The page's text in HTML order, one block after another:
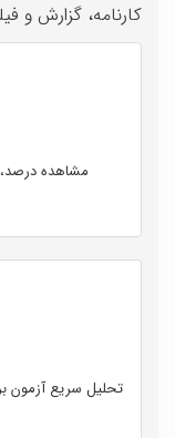
کارنامه، گزارش و
مشاهده درصد،
تحلیل سریع آزمون